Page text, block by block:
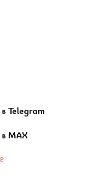
Telegram
MAX